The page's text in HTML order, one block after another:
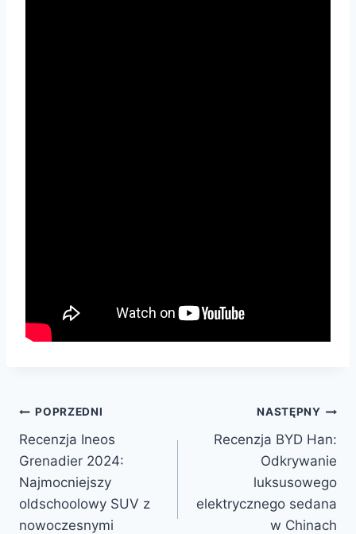
Nawigacja
wpisu
POPRZEDNI
Recenzja Ineos
Grenadier 2024:
Najmocniejszy
oldschoolowy SUV z
nowoczesnymi
NASTĘPNY
Recenzja BYD Han:
Odkrywanie
luksusowego
elektrycznego sedana
w Chinach